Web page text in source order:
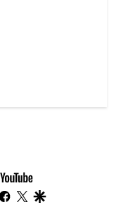
youtube-
footer
facebook
twitter